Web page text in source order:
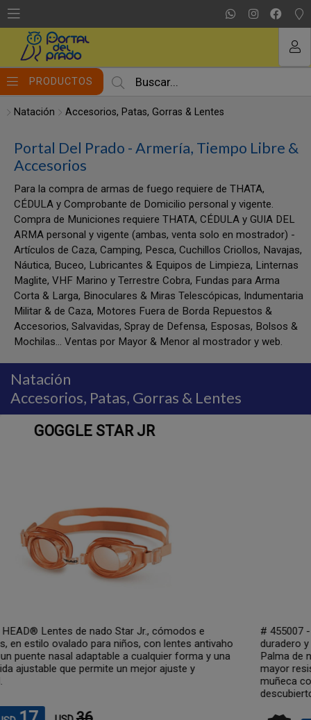
PRODUCTOS
Natación Accesorios, Patas, Gorras & Lentes
Portal Del Prado - Armería, Tiempo Libre &
Accesorios
Para la compra de armas de fuego requiere de THATA,
CÉDULA y Comprobante de Domicilio personal y vigente.
Compra de Municiones requiere THATA, CÉDULA y GUIA DEL
ARMA personal y vigente (ambas, venta solo en mostrador) -
Artículos de Caza, Camping, Pesca, Cuchillos Criollos, Navajas,
Náutica, Buceo, Lubricantes & Equipos de Limpieza, Linternas
Maglite, VHF Marino y Terrestre Cobra, Fundas para Arma
Corta & Larga, Binoculares & Miras Telescópicas, Indumentaria
Militar & de Caza, Motores Fuera de Borda Repuestos &
Accesorios, Salvavidas, Spray de Defensa, Esposas, Bolsos &
Mochilas... Ventas por Mayor & Menor al mostrador y web.
Natación
Accesorios, Patas, Gorras & Lentes
e
antivaho
y una
y
# 455007 - HEAD® Guante para nado, hecho de
duradero y resistente al cloro, en atractivos
Palma de neopreno resistente, construcción
mayor resistencia al agua. Diseño muy cómodo
muñeca con velcro. Al tener las yemas de los